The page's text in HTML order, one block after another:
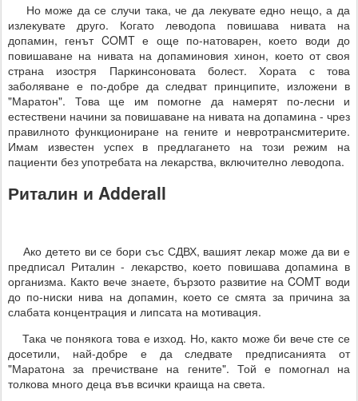
Но може да се случи така, че да лекувате едно нещо, а да
излекувате друго. Когато леводопа повишава нивата на
допамин, генът COMT е още по-натоварен, което води до
повишаване на нивата на допаминовия хинон, което от своя
страна изостря Паркинсоновата болест. Хората с това
заболяване е по-добре да следват принципите, изложени в
"Маратон". Това ще им помогне да намерят по-лесни и
естествени начини за повишаване на нивата на допамина - чрез
правилното функциониране на гените и невротрансмитерите.
Имам известен успех в предлагането на този режим на
пациенти без употребата на лекарства, включително леводопа.
Риталин и Adderall
Ако детето ви се бори със СДВХ, вашият лекар може да ви е
предписал Риталин - лекарство, което повишава допамина в
организма. Както вече знаете, бързото развитие на COMT води
до по-ниски нива на допамин, което се смята за причина за
слабата концентрация и липсата на мотивация.
Така че понякога това е изход. Но, както може би вече сте се
досетили, най-добре е да следвате предписанията от
"Маратона за пречистване на гените". Той е помогнал на
толкова много деца във всички краища на света.